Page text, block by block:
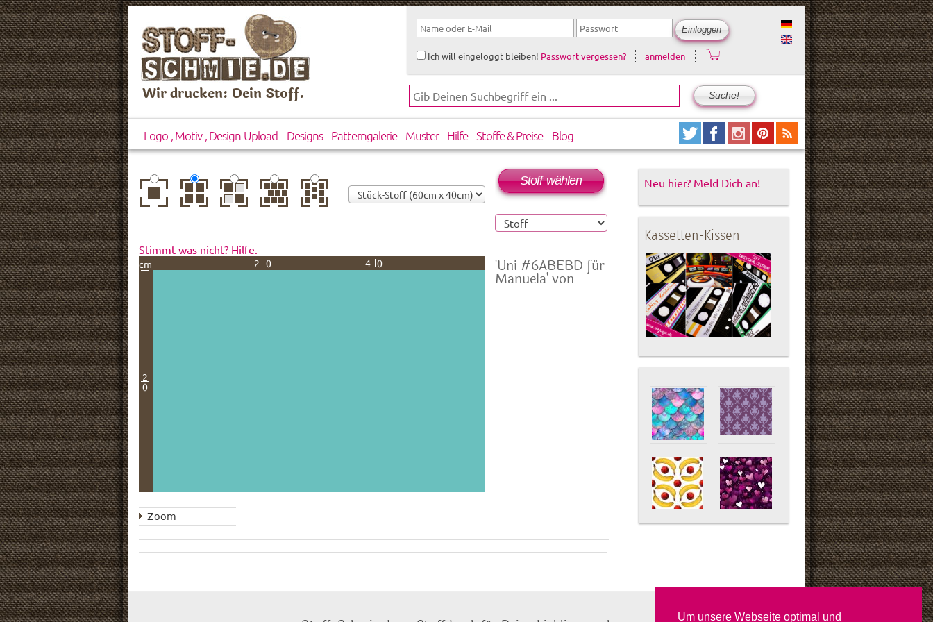
Um unsere Webseite optimal und
Wir drucken: Dein Stoff.
Ich will eingeloggt bleiben! Passwort vergessen? anmelden
Logo-, Motiv-, Design-Upload Designs Patterngalerie Muster Hilfe Stoffe & Preise Blog
zentriert
einfach
wiederholt
gespiegelthorizontal
versetzt
vertikal
versetzt
Stimmt was nicht? Hilfe.
cm 20 40
2
0
Stoff wählen
'Uni #6ABEBD für
Manuela' von
Zoom
Neu hier? Meld Dich an!
Kassetten-Kissen